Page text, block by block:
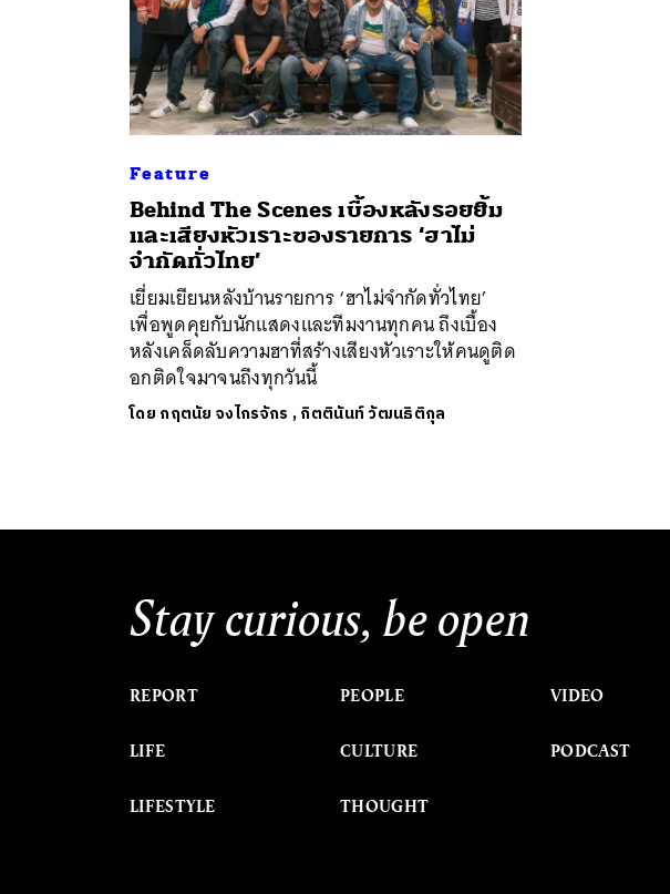
Feature
Behind The Scenes เบื้องหลังรอยยิ้ม
และเสียงหัวเราะของรายการ ‘ฮาไม่
จำกัดทั่วไทย’
เยี่ยมเยียนหลังบ้านรายการ ‘ฮาไม่จำกัดทั่วไทย’
เพื่อพูดคุยกับนักแสดงและทีมงานทุกคน ถึงเบื้อง
หลังเคล็ดลับความฮาที่สร้างเสียงหัวเราะให้คนดูติด
อกติดใจมาจนถึงทุกวันนี้
โดย กฤตนัย จงไกรจักร ,กิตตินันท์ วัฒนธิติกุล
Stay curious, be open
REPORT
LIFE
LIFESTYLE
PEOPLE
CULTURE
THOUGHT
VIDEO
PODCAST
ค้นหา